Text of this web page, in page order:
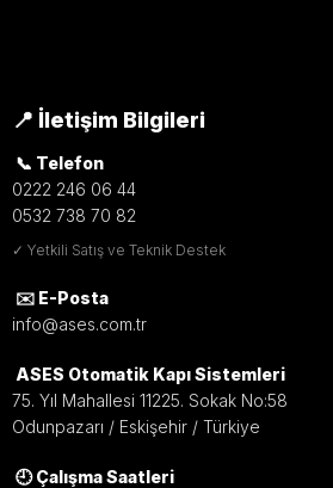
📍 İletişim Bilgileri
📞 Telefon
0222 246 06 44
0532 738 70 82
✓ Yetkili Satış ve Teknik Destek
✉️ E-Posta
info@ases.com.tr
ASES Otomatik Kapı Sistemleri
75. Yıl Mahallesi 11225. Sokak No:58
Odunpazarı / Eskişehir / Türkiye
🕘 Çalışma Saatleri